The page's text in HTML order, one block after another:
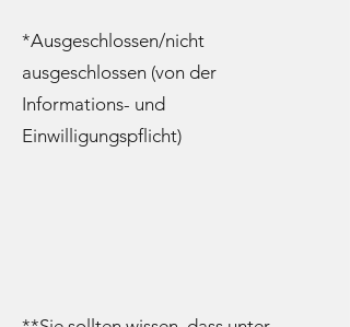
*Ausgeschlossen/nicht
ausgeschlossen (von der
Informations- und
Einwilligungspflicht)